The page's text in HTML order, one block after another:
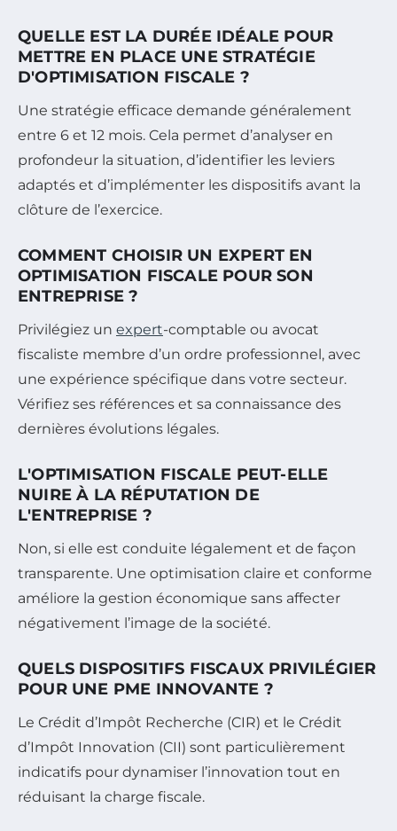
QUELLE EST LA DURÉE IDÉALE POUR
METTRE EN PLACE UNE STRATÉGIE
D'OPTIMISATION FISCALE ?
Une stratégie efficace demande généralement
entre 6 et 12 mois. Cela permet d’analyser en
profondeur la situation, d’identifier les leviers
adaptés et d’implémenter les dispositifs avant la
clôture de l’exercice.
COMMENT CHOISIR UN EXPERT EN
OPTIMISATION FISCALE POUR SON
ENTREPRISE ?
Privilégiez un expert-comptable ou avocat
fiscaliste membre d’un ordre professionnel, avec
une expérience spécifique dans votre secteur.
Vérifiez ses références et sa connaissance des
dernières évolutions légales.
L'OPTIMISATION FISCALE PEUT-ELLE
NUIRE À LA RÉPUTATION DE
L'ENTREPRISE ?
Non, si elle est conduite légalement et de façon
transparente. Une optimisation claire et conforme
améliore la gestion économique sans affecter
négativement l’image de la société.
QUELS DISPOSITIFS FISCAUX PRIVILÉGIER
POUR UNE PME INNOVANTE ?
Le Crédit d’Impôt Recherche (CIR) et le Crédit
d’Impôt Innovation (CII) sont particulièrement
indicatifs pour dynamiser l’innovation tout en
réduisant la charge fiscale.